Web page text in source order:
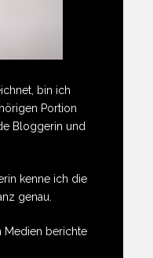
bin ich
Portion
Bloggerin und
kenne ich die
genau.
Medien berichte